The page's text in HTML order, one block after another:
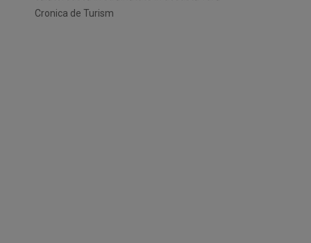
Cronica de Turism